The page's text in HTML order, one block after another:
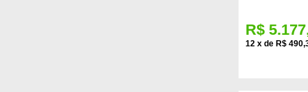
12 x de R$
R$